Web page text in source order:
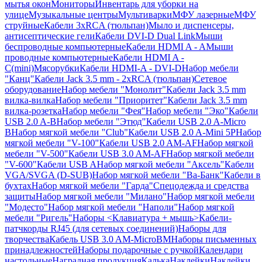
мытья оконМониторыИнвентарь для уборки на
улицеМузыкальные центрыМультиваркиМФУ лазерныеМФУ
струйныеКабели 3xRCA (тюльпан)Мыло и диспенсеры,
антисептические гелиКабели DVI-D Dual LinkМыши
беспроводные компьютерныеКабели HDMI A - AМыши
проводные компьютерныеКабели HDMI A -
C(mini)МясорубкиКабели HDMI-A - DVI-DНабор мебели
"Канц"Кабели Jack 3.5 mm - 2xRCA (тюльпан)Сетевое
оборудованиеНабор мебели "Монолит"Кабели Jack 3.5 mm
вилка-вилкаНабор мебели "Приоритет"Кабели Jack 3.5 mm
вилка-розеткаНабор мебели "Фея"Набор мебели "Эко"Кабели
USB 2.0 A-BНабор мебели "Этюд"Кабели USB 2.0 A-Micro
BНабор мягкой мебели "Club"Кабели USB 2.0 A-Mini 5PНабор
мягкой мебели "V-100"Кабели USB 2.0 AM-AFНабор мягкой
мебели "V-500"Кабели USB 3.0 AM-AFНабор мягкой мебели
"V-600"Кабели USB AНабор мягкой мебели "Аксель"Кабели
VGA/SVGA (D-SUB)Набор мягкой мебели "Ва-Банк"Кабели в
бухтахНабор мягкой мебели "Гарда"Спецодежда и средства
защитыНабор мягкой мебели "Милано"Набор мягкой мебели
"Модесто"Набор мягкой мебели "Наполи"Набор мягкой
мебели "Ригель"Наборы <Клавиатура + мышь>Кабели-
патчкорды RJ45 (для сетевых соединений)Наборы для
творчестваКабель USB 3.0 AM-MicroBMНаборы письменных
принадлежностейНаборы подарочные с ручкойКалендари